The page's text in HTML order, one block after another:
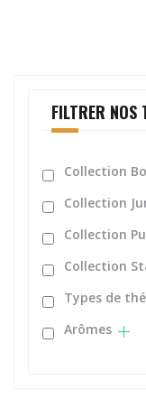
FILTRER NOS
Collection
Collection
Collection
Collection
Types de
Arômes